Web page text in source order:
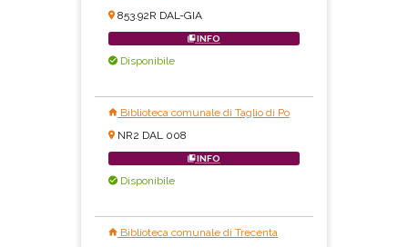
853.92R DAL-GIA
INFO
Disponibile
Biblioteca comunale di Taglio di Po
NR2 DAL 008
INFO
Disponibile
Biblioteca comunale di Trecenta